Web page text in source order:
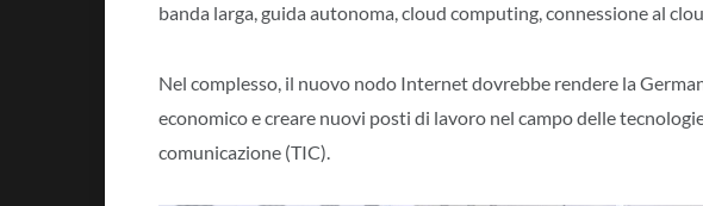
banda larga, guida autonoma, cloud computing, connessione al
Nel complesso, il nuovo nodo Internet dovrebbe rendere la
economico e creare nuovi posti di lavoro nel campo delle
comunicazione (TIC).